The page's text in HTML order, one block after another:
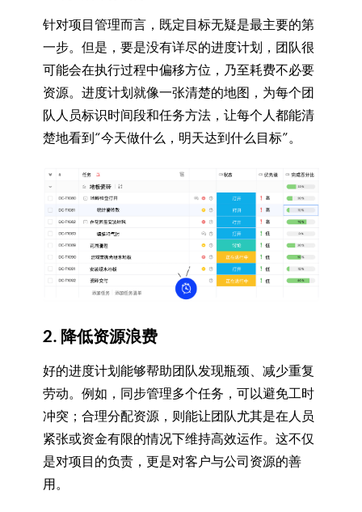
针对项目管理而言，既定目标无疑是最主要的第
一步。但是，要是没有详尽的进度计划，团队很
可能会在执行过程中偏移方位，乃至耗费不必要
资源。进度计划就像一张清楚的地图，为每个团
队人员标识时间段和任务方法，让每个人都能清
楚地看到“今天做什么，明天达到什么目标”。
2. 降低资源浪费
好的进度计划能够帮助团队发现瓶颈、减少重复
劳动。例如，同步管理多个任务，可以避免工时
冲突；合理分配资源，则能让团队尤其是在人员
紧张或资金有限的情况下维持高效运作。这不仅
是对项目的负责，更是对客户与公司资源的善
用。